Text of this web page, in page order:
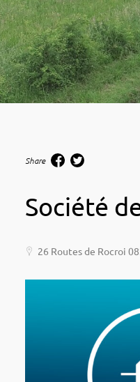
Société
Share
26 Routes de Rocroi